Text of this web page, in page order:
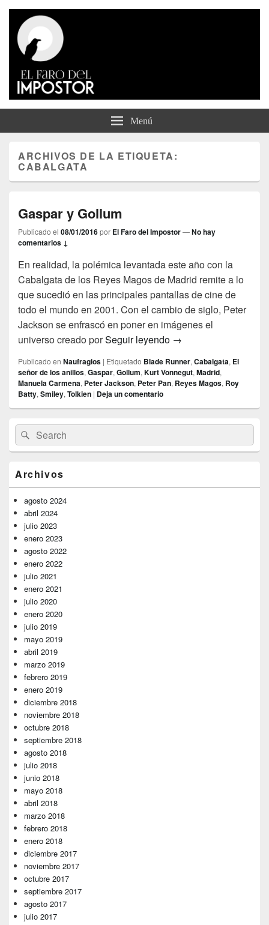
El Faro del Impostor
Menú
ARCHIVOS DE LA ETIQUETA:
CABALGATA
Gaspar y Gollum
Publicado el 08/01/2016por El Faro del Impostor—No hay
comentarios ↓
En realidad, la polémica levantada este año con la
Cabalgata de los Reyes Magos de Madrid remite a lo
que sucedió en las principales pantallas de cine de
todo el mundo en 2001. Con el cambio de siglo, Peter
Jackson se enfrascó en poner en imágenes el
universo creado porSeguir leyendo Gaspar y Gollum
→
Publicado en Naufragios | Etiquetado Blade Runner, Cabalgata, El
señor de los anillos, Gaspar, Gollum, Kurt Vonnegut, Madrid,
Manuela Carmena, Peter Jackson, Peter Pan, Reyes Magos, Roy
Batty, Smiley, Tolkien | Deja un comentario
área
de
widget
lateral
primaria
Buscar
por:
Buscar
Archivos
agosto 2024
abril 2024
julio 2023
enero 2023
agosto 2022
enero 2022
julio 2021
enero 2021
julio 2020
enero 2020
julio 2019
mayo 2019
abril 2019
marzo 2019
febrero 2019
enero 2019
diciembre 2018
noviembre 2018
octubre 2018
septiembre 2018
agosto 2018
julio 2018
junio 2018
mayo 2018
abril 2018
marzo 2018
febrero 2018
enero 2018
diciembre 2017
noviembre 2017
octubre 2017
septiembre 2017
agosto 2017
julio 2017